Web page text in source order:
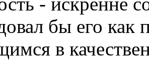
бы его как
в